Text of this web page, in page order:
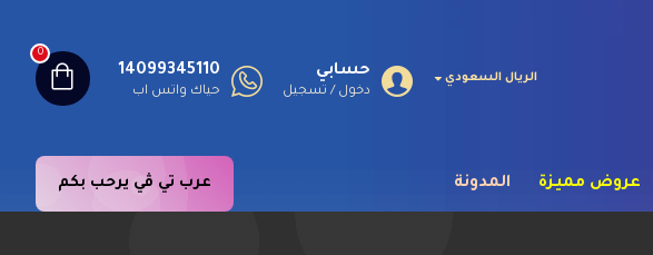
الريال السعودي حسابي
دخول / تسجيل
14099345110
حياك واتس اب
0
عروض مميزة المدونة عرب تي ڤي يرحب بكم